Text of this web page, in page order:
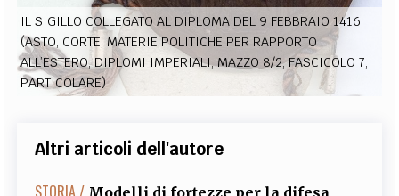
SOCIAL MEDIA
IL SIGILLO COLLEGATO AL DIPLOMA DEL 9 FEBBRAIO 1416
(ASTO, CORTE, MATERIE POLITICHE PER RAPPORTO
ALL’ESTERO, DIPLOMI IMPERIALI, MAZZO 8/2, FASCICOLO 7,
PARTICOLARE)
Altri articoli dell'autore
STORIA / Modelli di fortezze per la difesa